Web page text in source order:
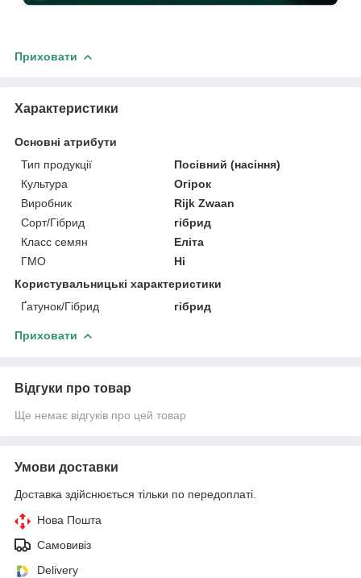
Приховати
Характеристики
Основні атрибути
Тип продукції
Посівний (насіння)
Культура
Огірок
Виробник
Rijk Zwaan
Сорт/Гібрид
гібрид
Класс семян
Еліта
ГМО
Ні
Користувальницькі характеристики
Ґатунок/Гібрид
гібрид
Приховати
Відгуки про товар
Ще немає відгуків про цей товар
Умови доставки
Доставка здійснюється тільки по передоплаті.
Нова Пошта
Самовивіз
Delivery